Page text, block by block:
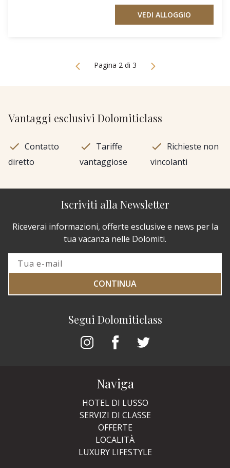
VEDI ALLOGGIO
Pagina 2 di 3
Vantaggi esclusivi Dolomiticlass
Contatto
diretto
Tariffe
vantaggiose
Richieste non
vincolanti
Segui Dolomiticlass
Iscriviti alla Newsletter
Riceverai informazioni, offerte esclusive e news per la
tua vacanza nelle Dolomiti.
CONTINUA
Naviga
HOTEL DI LUSSO
SERVIZI DI CLASSE
OFFERTE
LOCALITÀ
LUXURY LIFESTYLE